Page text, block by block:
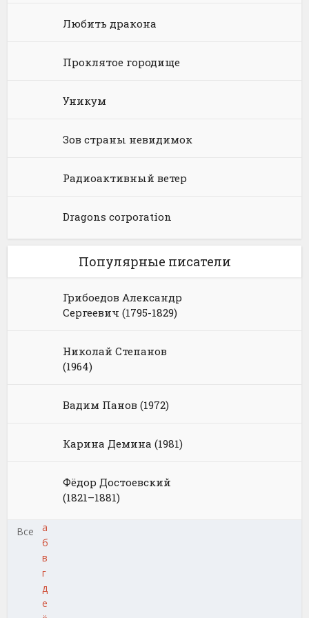
Языкознание
Социальная фантастика
Юмористическая фантастика
Ужасы и Мистика
Фэнтези про драконов
Любить дракона
Проклятое городище
Уникум
Зов страны невидимок
Радиоактивный ветер
Dragons corporation
Популярные писатели
Грибоедов Александр
Сергеевич (1795-1829)
Николай Степанов
(1964)
Вадим Панов (1972)
Карина Демина (1981)
Фёдор Достоевский
(1821–1881)
Все
а
б
в
г
д
е